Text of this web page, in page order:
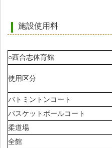
施設使用料
○西合志体育館
使用区分
バトミントンコート
バスケットボールコート
柔道場
全館